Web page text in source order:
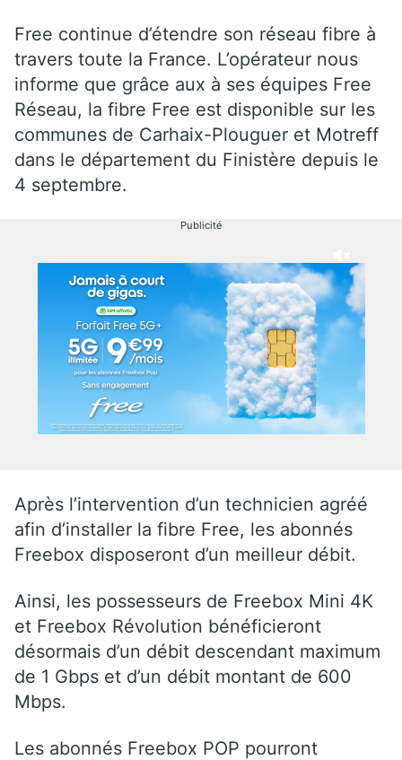
Free continue d’étendre son réseau fibre à
travers toute la France. L’opérateur nous
informe que grâce aux à ses équipes Free
Réseau, la fibre Free est disponible sur les
communes de Carhaix-Plouguer et Motreff
dans le département du Finistère depuis le
4 septembre.
Publicité
Après l’intervention d’un technicien agréé
afin d’installer la fibre Free, les abonnés
Freebox disposeront d’un meilleur débit.
Ainsi, les possesseurs de Freebox Mini 4K
et Freebox Révolution bénéficieront
désormais d’un débit descendant maximum
de 1 Gbps et d’un débit montant de 600
Mbps.
Les abonnés Freebox POP pourront